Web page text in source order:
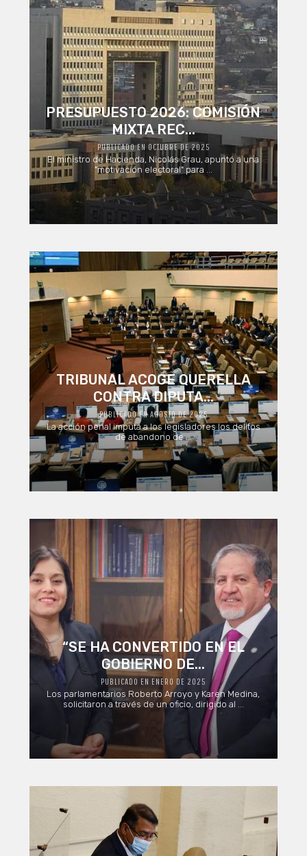
PRESUPUESTO 2026: COMISIÓN
MIXTA REC...
PUBLICADO EN OCTUBRE DE 2025
El ministro de Hacienda, Nicolás Grau, apuntó a una
"motivación electoral" para ...
TRIBUNAL ACOGE QUERELLA
CONTRA DIPUTA...
PUBLICADO EN AGOSTO DE 2025
La acción penal imputa a los legisladores los delitos
de abandono de ...
“SE HA CONVERTIDO EN EL
GOBIERNO DE...
PUBLICADO EN ENERO DE 2025
Los parlamentarios Roberto Arroyo y Karen Medina,
solicitaron a través de un oficio, dirigido al ...